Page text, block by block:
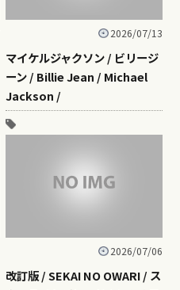
2026/07/13
マイケルジャクソン / ビリージ
ーン / Billie Jean / Michael
Jackson /
2026/07/06
改訂版 / SEKAI NO OWARI / ス